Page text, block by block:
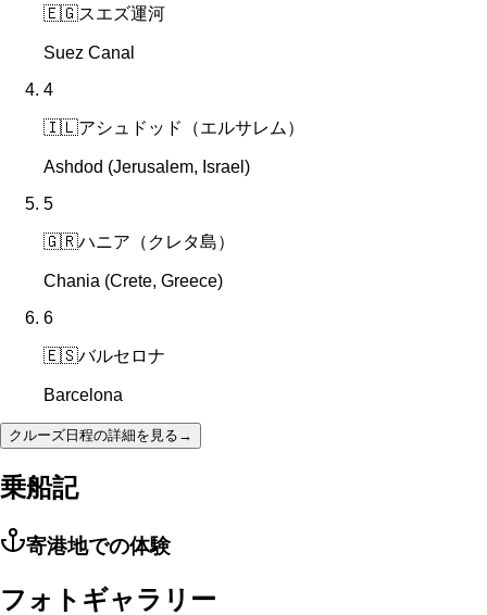
🇪🇬スエズ運河
Suez Canal
4
🇮🇱アシュドッド（エルサレム）
Ashdod (Jerusalem, Israel)
5
🇬🇷ハニア（クレタ島）
Chania (Crete, Greece)
6
🇪🇸バルセロナ
Barcelona
クルーズ日程の詳細を見る →
乗船記
寄港地での体験
フォトギャラリー